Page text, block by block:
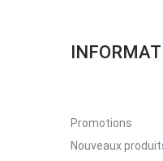
Promotions
Nouveaux